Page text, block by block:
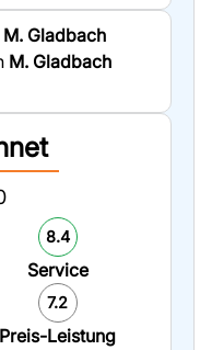
M. Gladbach
M. Gladbach
8.4
Service
7.2
Preis-Leistung